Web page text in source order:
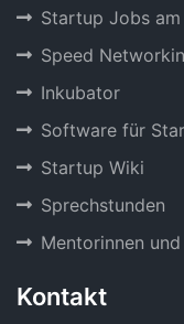
Startup Jobs am
Speed
Inkubator
Software für
Startup Wiki
Sprechstunden
Mentorinnen
Kontakt